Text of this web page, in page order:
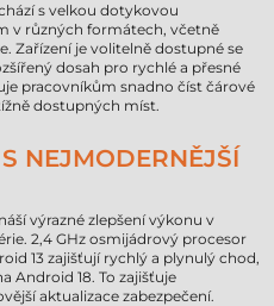
s velkou dotykovou
v různých formátech, včetně
Zařízení je volitelně dostupné se
dosah pro rychlé a přesné
pracovníkům snadno číst čárové
dostupných míst.
NEJMODERNĚJŠÍ
výrazné zlepšení výkonu v
2,4 GHz osmijádrový procesor
13 zajišťují rychlý a plynulý chod,
Android 18. To zajišťuje
aktualizace zabezpečení.